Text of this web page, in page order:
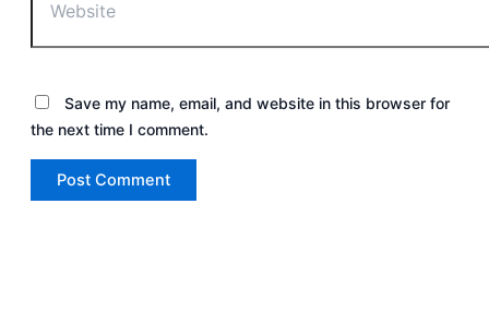
Save my name, email, and website in this browser for
the next time I comment.